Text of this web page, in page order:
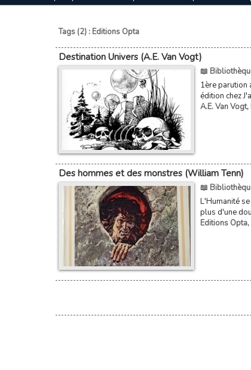
Tags (2) : Editions Opta
Destination Univers (A.E. Van Vogt)
📖
1ère parution
édition chez
A.E. Van Vogt,
Des hommes et des monstres (William Tenn)
📖
L'Humanité
plus d'une
Editions Opta,